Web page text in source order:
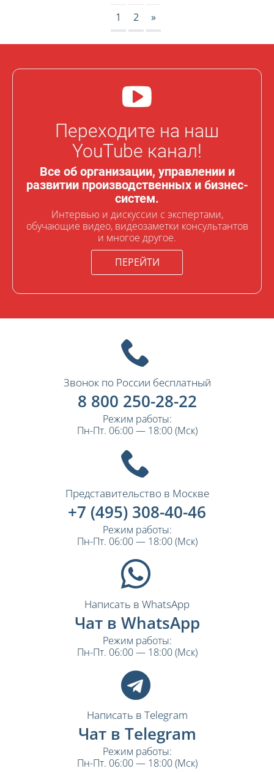
1 2 »
Переходите на наш
YouTube канал!
Все об организации, управлении и
развитии производственных и бизнес-
систем.
Интервью и дискуссии с экспертами,
обучающие видео, видеозаметки консультантов
и многое другое.
ПЕРЕЙТИ
Звонок по России бесплатный
8 800 250-28-22
Режим работы:
Пн-Пт. 06:00 — 18:00 (Мск)
Представительство в Москве
+7 (495) 308-40-46
Режим работы:
Пн-Пт. 06:00 — 18:00 (Мск)
Написать в WhatsApp
Чат в WhatsApp
Режим работы:
Пн-Пт. 06:00 — 18:00 (Мск)
Написать в Telegram
Чат в Telegram
Режим работы:
Пн-Пт. 06:00 — 18:00 (Мск)